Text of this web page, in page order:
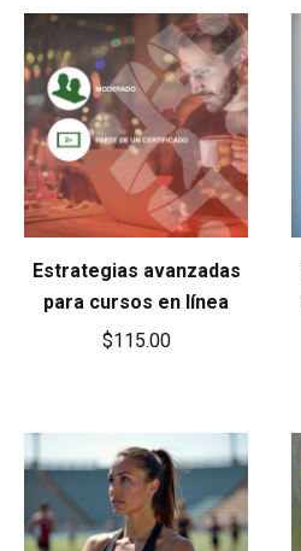
Estrategias avanzadas
para cursos en línea
$115.00